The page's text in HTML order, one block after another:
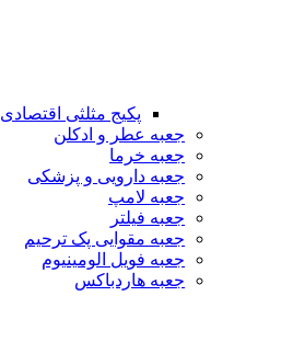
پکیج مثلثی اقتصادی
جعبه عطر و ادکلن
جعبه خرما
جعبه دارویی و پزشکی
جعبه لامپ
جعبه فیلتر
جعبه مقوایی پک ترحیم
جعبه فویل الومینیوم
جعبه هاردباکس